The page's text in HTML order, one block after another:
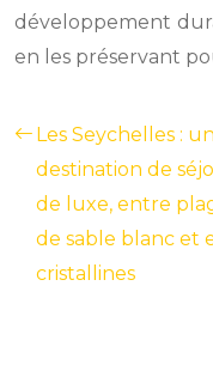
développement
en les préservant
Les Seychelles :
destination de
de luxe, entre
de sable blanc et
cristallines